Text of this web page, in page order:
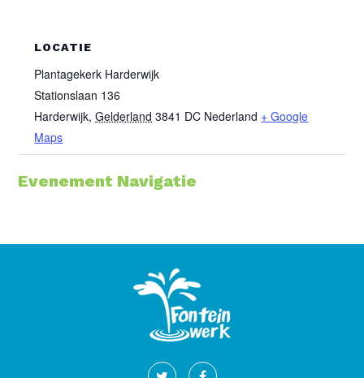
LOCATIE
Plantagekerk Harderwijk
Stationslaan 136
Harderwijk, Gelderland 3841 DC Nederland + Google
Maps
Evenement Navigatie